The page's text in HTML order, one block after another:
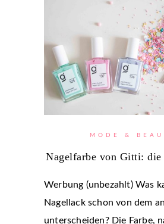
MODE &
Nagelfarbe von Gitti: die
Werbung (unbezahlt) Was
Nagellack schon von dem
unterscheiden? Die Farbe,